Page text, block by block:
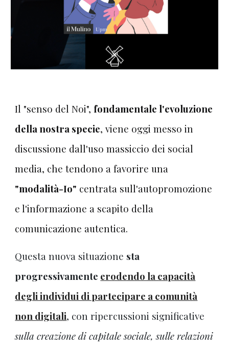
Il "senso del Noi",fondamentale l'evoluzione
della nostra specie, viene oggi messo in
discussione dall'uso massiccio dei social
media, che tendono a favorire una
"modalità-Io" centrata sull'autopromozione
e l'informazione a scapito della
comunicazione autentica.
Questa nuova situazione sta
progressivamente erodendo la capacità
degli individui di partecipare a comunità
non digitali, con ripercussioni significative
sulla creazione di capitale sociale, sulle relazioni